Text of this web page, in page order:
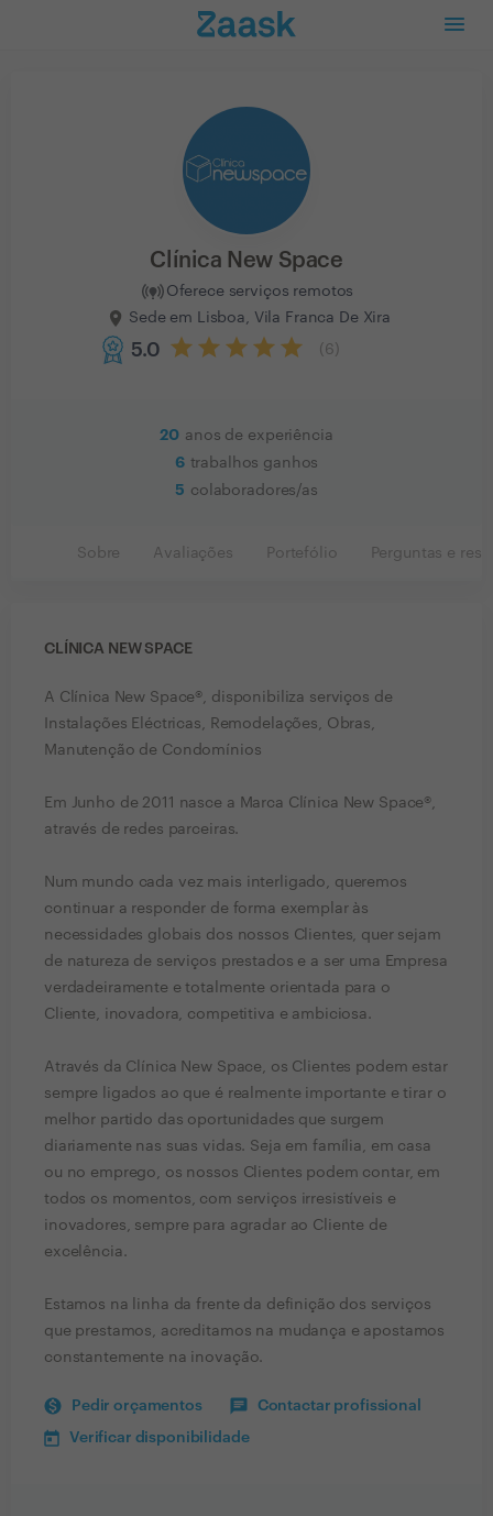
Clínica New Space
Oferece serviços remotos
Sede em Lisboa, Vila Franca De Xira
5.0 6
20 anos de experiência
6 trabalhos ganhos
5 colaboradores/as
Sobre Avaliações Portefólio Perguntas e
CLÍNICA NEW SPACE
A Clínica New Space®, disponibiliza serviços de
Instalações Eléctricas, Remodelações, Obras,
Manutenção de Condomínios
Em Junho de 2011 nasce a Marca Clínica New Space®,
através de redes parceiras.
Num mundo cada vez mais interligado, queremos
continuar a responder de forma exemplar às
necessidades globais dos nossos Clientes, quer sejam
de natureza de serviços prestados e a ser uma Empresa
verdadeiramente e totalmente orientada para o
Cliente, inovadora, competitiva e ambiciosa.
Através da Clínica New Space, os Clientes podem estar
sempre ligados ao que é realmente importante e tirar o
melhor partido das oportunidades que surgem
diariamente nas suas vidas. Seja em família, em casa
ou no emprego, os nossos Clientes podem contar, em
todos os momentos, com serviços irresistíveis e
inovadores, sempre para agradar ao Cliente de
excelência.
Estamos na linha da frente da definição dos serviços
que prestamos, acreditamos na mudança e apostamos
constantemente na inovação.
Pedir orçamentos Contactar profissional
Verificar disponibilidade